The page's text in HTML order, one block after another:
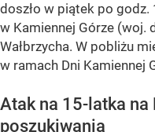
doszło w piątek po
w Kamiennej Górze (woj.
Wałbrzycha. W pobliżu
w ramach Dni Kamiennej
Atak na 15-latka na
poszukiwania